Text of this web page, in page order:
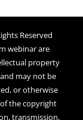
Reserved
webinar are
property
may not be
or otherwise
the copyright
transmission,